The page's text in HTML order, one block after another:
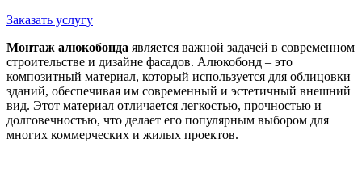
Заказать услугу
Монтаж алюкобонда является важной задачей в современном
строительстве и дизайне фасадов. Алюкобонд – это
композитный материал, который используется для облицовки
зданий, обеспечивая им современный и эстетичный внешний
вид. Этот материал отличается легкостью, прочностью и
долговечностью, что делает его популярным выбором для
многих коммерческих и жилых проектов.